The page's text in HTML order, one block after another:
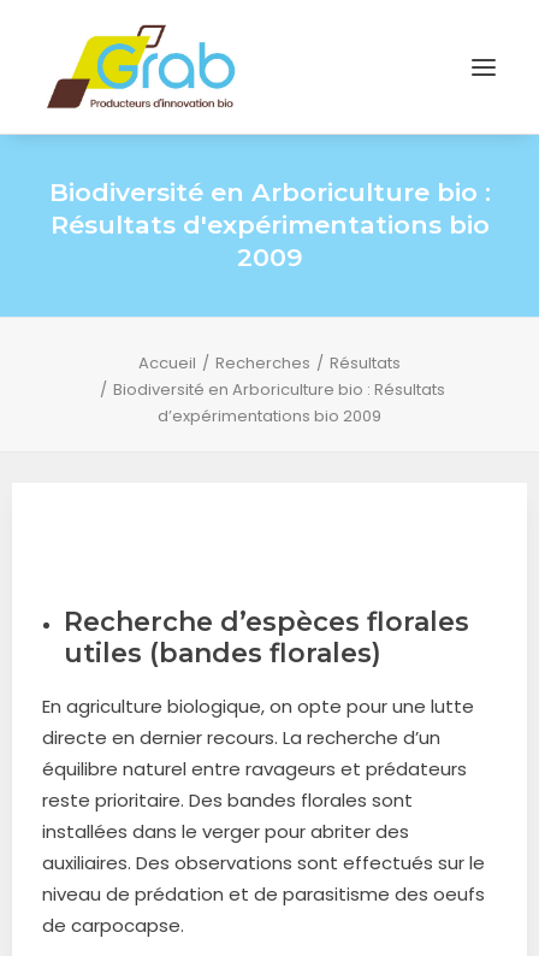
Biodiversité en Arboriculture bio :
Résultats d'expérimentations bio
2009
Accueil Recherches
Résultats
Biodiversité en Arboriculture bio : Résultats
d’expérimentations bio 2009
Recherche d’espèces florales
utiles (bandes florales)
En agriculture biologique, on opte pour une lutte
directe en dernier recours. La recherche d’un
équilibre naturel entre ravageurs et prédateurs
reste prioritaire. Des bandes florales sont
installées dans le verger pour abriter des
auxiliaires. Des observations sont effectués sur le
niveau de prédation et de parasitisme des oeufs
de carpocapse.